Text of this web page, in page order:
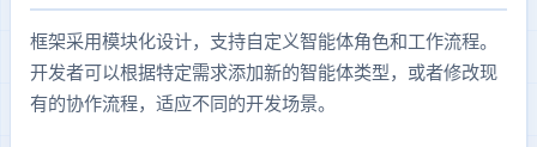
框架采用模块化设计，支持自定义智能体角色和工作流程。
开发者可以根据特定需求添加新的智能体类型，或者修改现
有的协作流程，适应不同的开发场景。